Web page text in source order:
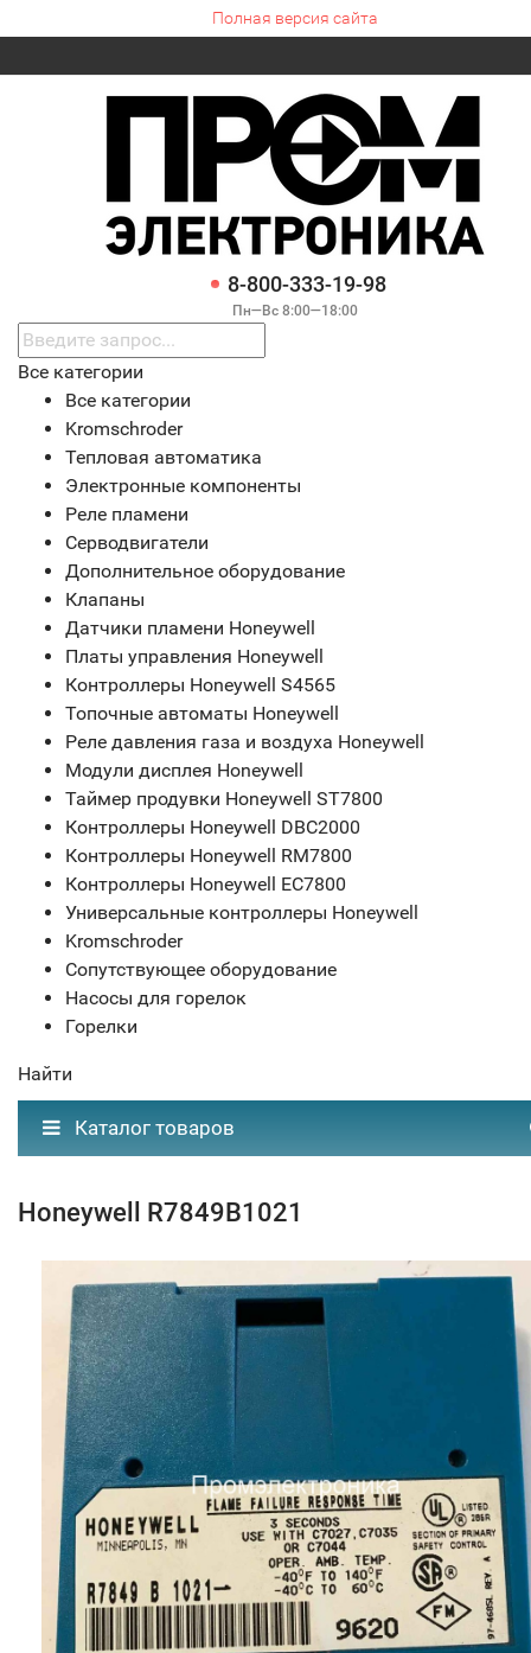
Полная версия сайта
8-800-333-19-98
Пн—Вс 8:00—18:00
Все категории
Все категории
Kromschroder
Тепловая автоматика
Электронные компоненты
Реле пламени
Серводвигатели
Дополнительное оборудование
Клапаны
Датчики пламени Honeywell
Платы управления Honeywell
Контроллеры Honeywell S4565
Топочные автоматы Honeywell
Реле давления газа и воздуха Honeywell
Модули дисплея Honeywell
Таймер продувки Honeywell ST7800
Контроллеры Honeywell DBC2000
Контроллеры Honeywell RM7800
Контроллеры Honeywell EC7800
Универсальные контроллеры Honeywell
Kromschroder
Сопутствующее оборудование
Насосы для горелок
Горелки
Найти
Каталог товаров
Honeywell R7849B1021